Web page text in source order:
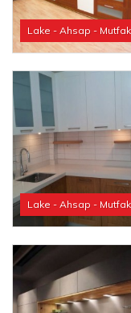
Lake - Ahsap -
Lake - Ahsap -